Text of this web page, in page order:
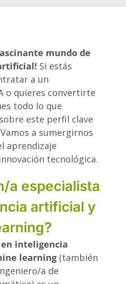
mundo de
Si estás
a un
o quieres convertirte
todo lo que
este perfil clave
a sumergirnos
aprendizaje
tecnológica.
a especialista
artificial y
inteligencia
learning (también
a de